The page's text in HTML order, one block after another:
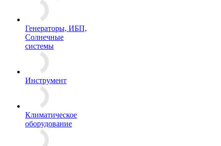
Генераторы, ИБП,
Солнечные
системы
Инструмент
Климатическое
оборудование